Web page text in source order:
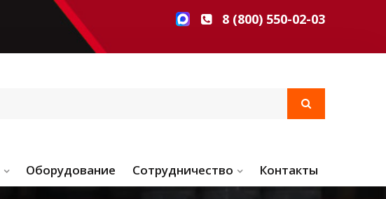
8 (800) 550-02-03
Оборудование Сотрудничество Контакты